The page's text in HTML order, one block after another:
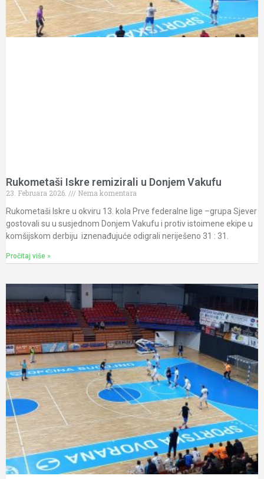
Rukometaši Iskre remizirali u Donjem Vakufu
23. Februara 2026.
Nema komentara
Rukometaši Iskre u okviru 13. kola Prve federalne lige –grupa Sjever
gostovali su u susjednom Donjem Vakufu i protiv istoimene ekipe u
komšijskom derbiju iznenađujuće odigrali neriješeno 31 : 31.
Pročitaj više »